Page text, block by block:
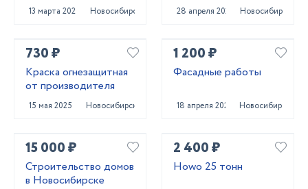
13 марта 2024 Новосибирск 28 апреля 2025 Новосибирск
730 ₽
Краска огнезащитная
от производителя
15 мая 2025 Новосибирск
1 200 ₽
Фасадные работы
18 апреля 2023 Новосибирск
15 000 ₽
Строительство домов
в Новосибирске
2 400 ₽
Howo 25 тонн